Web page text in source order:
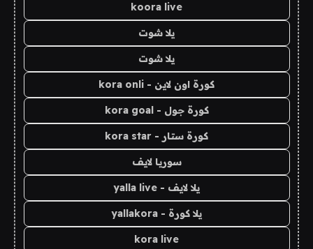
koora live
يلا شوت
يلا شوت
كورة اون لاين - kora onli
كورة جول - kora goal
كورة ستار - kora star
سوريا لايف
يلا لايف - yalla live
يلا كورة - yallakora
kora live